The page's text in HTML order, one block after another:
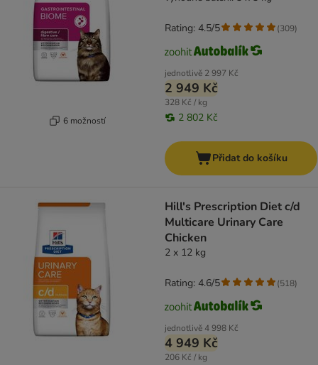
6 možností
jednotlivě 2 997 Kč
2 949 Kč
328 Kč / kg
2 802 Kč
Rating: 4.5/5 (309)
Přidat do košíku
Hill's Prescription Diet c/d
Multicare Urinary Care
Chicken
2 x 12 kg
jednotlivě4 998 Kč
4 949 Kč
206 Kč / kg
Rating: 4.6/5 (518)